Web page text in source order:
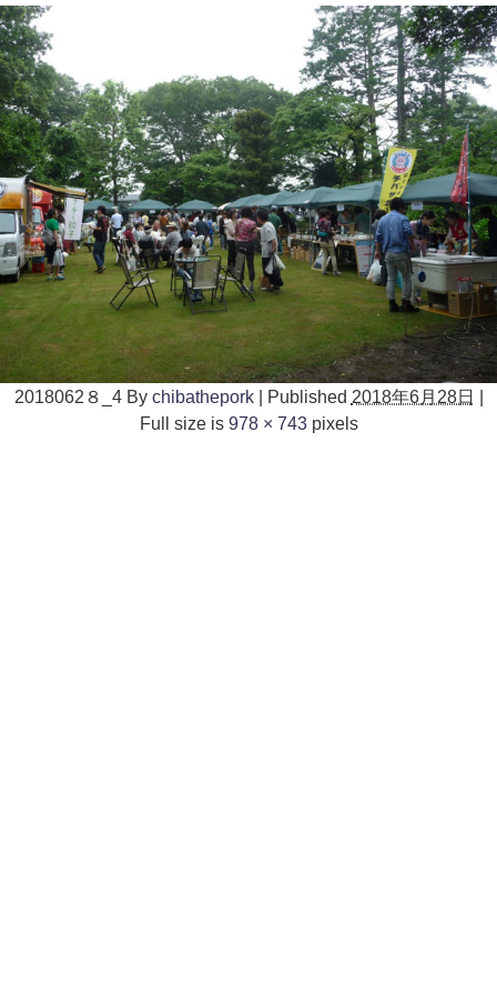
2018062８_4 By chibathepork Published 2018年6月28日
Full size is 978 × 743pixels